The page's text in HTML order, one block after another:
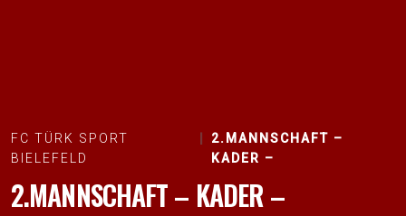
FC TÜRK SPORT
BIELEFELD
2.MANNSCHAFT –
KADER –
2.MANNSCHAFT – KADER –